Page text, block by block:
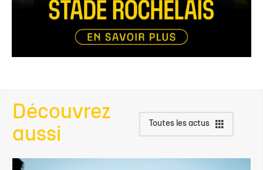
Découvrez
aussi
Toutes les actus